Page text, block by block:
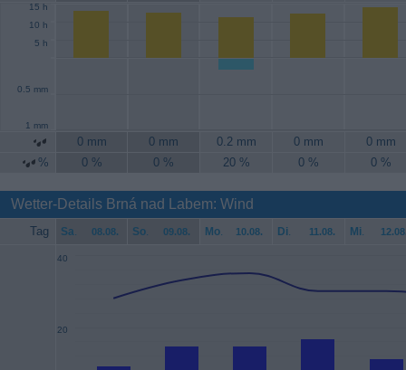
5 h
10 h
15 h
0.5 mm
1 mm
0 mm 0 mm 0.2 mm 0 mm
0 mm
%
0 % 0 % 20 % 0 % 0 %
Wetter-Details Brná nad Labem: Wind
Tag Sa. 08.08. So. 09.08. Mo. 10.08. Di. 11.08. Mi.
20
40